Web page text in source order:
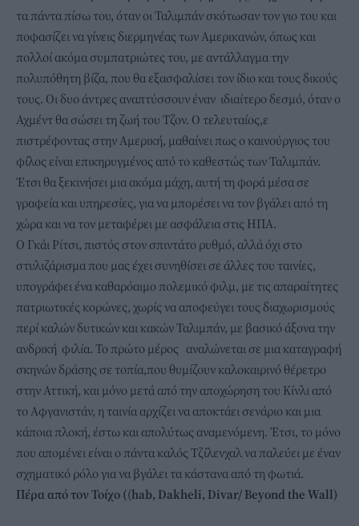
τα πάντα πίσω του, όταν οι Ταλιμπάν σκότωσαν τον γιο του και
ποφασίζει να γίνεις διερμηνέας των Αμερικανών, όπως και
πολλοί ακόμα συμπατριώτες του, με αντάλλαγμα την
πολυπόθητη βίζα, που θα εξασφαλίσει τον ίδιο και τους δικούς
τους. Οι δυο άντρες αναπτύσσουν έναν ιδιαίτερο δεσμό, όταν ο
Αχμέντ θα σώσει τη ζωή του Τζον. Ο τελευταίος,ε
πιστρέφοντας στην Αμερική, μαθαίνει πως ο καινούργιος του
φίλος είναι επικηρυγμένος από το καθεστώς των Ταλιμπάν.
Έτσι θα ξεκινήσει μια ακόμα μάχη, αυτή τη φορά μέσα σε
γραφεία και υπηρεσίες, για να μπορέσει να τον βγάλει από τη
χώρα και να τον μεταφέρει με ασφάλεια στις ΗΠΑ.
Ο Γκάι Ρίτσι, πιστός στον σπιντάτο ρυθμό, αλλά όχι στο
στυλιζάρισμα που μας έχει συνηθίσει σε άλλες του ταινίες,
υπογράφει ένα καθαρόαιμο πολεμικό φιλμ, με τις απαραίτητες
πατριωτικές κορώνες, χωρίς να αποφεύγει τους διαχωρισμούς
περί καλών δυτικών και κακών Ταλιμπάν, με βασικό άξονα την
ανδρική φιλία. Το πρώτο μέρος αναλώνεται σε μια καταγραφή
σκηνών δράσης σε τοπία,που θυμίζουν καλοκαιρινό θέρετρο
στην Αττική, και μόνο μετά από την αποχώρηση του Κίνλι από
το Αφγανιστάν, η ταινία αρχίζει να αποκτάει σενάριο και μια
κάποια πλοκή, έστω και απολύτως αναμενόμενη. Έτσι, το μόνο
που απομένει είναι ο πάντα καλός Τζίλενχαλ να παλεύει με έναν
σχηματικό ρόλο για να βγάλει τα κάστανα από τη φωτιά.
Πέρα από τον Τοίχο ((hab, Dakheli, Divar/ Beyond the Wall)